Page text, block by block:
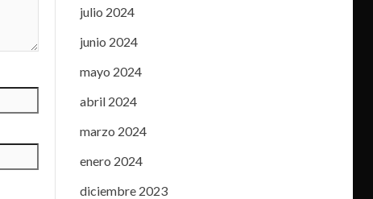
julio 2024
junio 2024
mayo 2024
abril 2024
marzo 2024
enero 2024
diciembre 2023